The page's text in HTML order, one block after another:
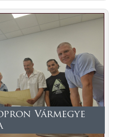
Vármegye